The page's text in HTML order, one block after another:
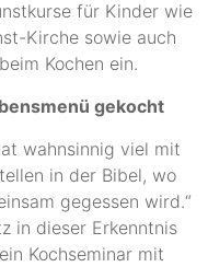
für Kinder wie
Kirche sowie auch
Kochen ein.
gekocht
wahnsinnig viel mit
in der Bibel, wo
gegessen wird.“
in dieser Erkenntnis
Kochseminar mit